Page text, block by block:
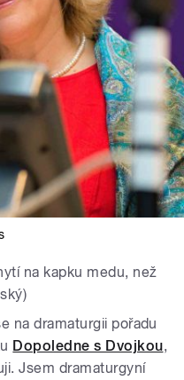
na kapku medu, než
na dramaturgii pořadu
Dopoledne s Dvojkou,
Jsem dramaturgyní